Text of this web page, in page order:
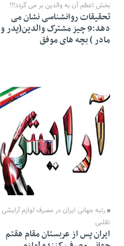
بخش اعظم آن به والدین بر می گردد!!!
تحقیقات روانشناسی نشان می
دهد:9 چیز مشترک والدین(پدر و
مادر ) بچه های موفق
رتبه جهانی ايران در مصرف لوازم آرایشی
تقلبی
ایران پس از عربستان مقام هقتم